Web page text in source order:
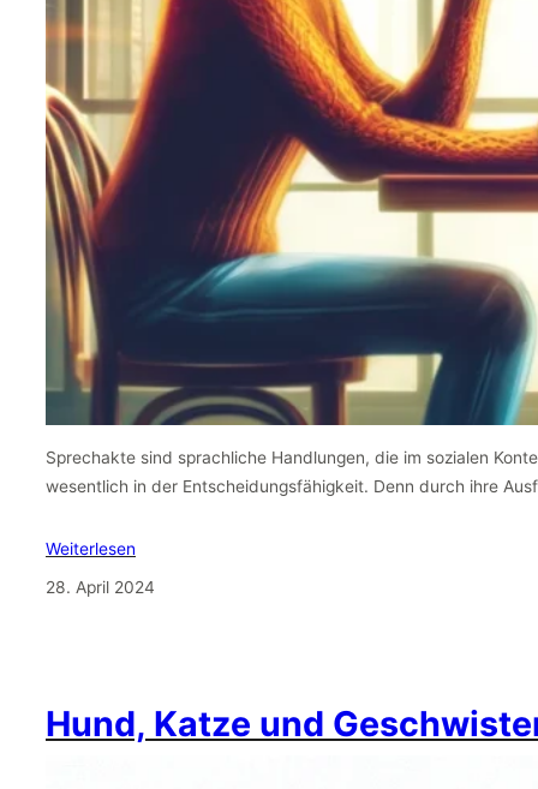
Sprechakte sind sprachliche Handlungen, die im sozialen
wesentlich in der Entscheidungsfähigkeit. Denn durch ihre
Weiterlesen
28. April 2024
Hund, Katze und